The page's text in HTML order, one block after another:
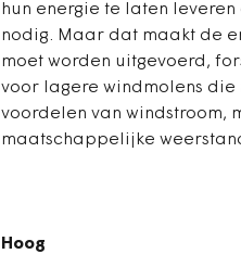
hun energie te laten
nodig. Maar dat maakt de
moet worden uitgevoerd,
voor lagere windmolens die
voordelen van windstroom,
maatschappelijke
Hoog